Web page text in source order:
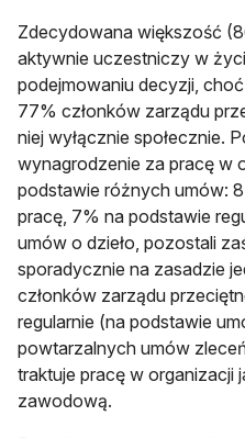
Zdecydowana większość
aktywnie uczestniczy w
podejmowaniu decyzji, choć
77% członków zarządu
niej wyłącznie społecznie.
wynagrodzenie za pracę w
podstawie różnych umów:
pracę, 7% na podstawie
umów o dzieło, pozostali
sporadycznie na zasadzie
członków zarządu
regularnie (na podstawie
powtarzalnych umów
traktuje pracę w organizacji
zawodową.